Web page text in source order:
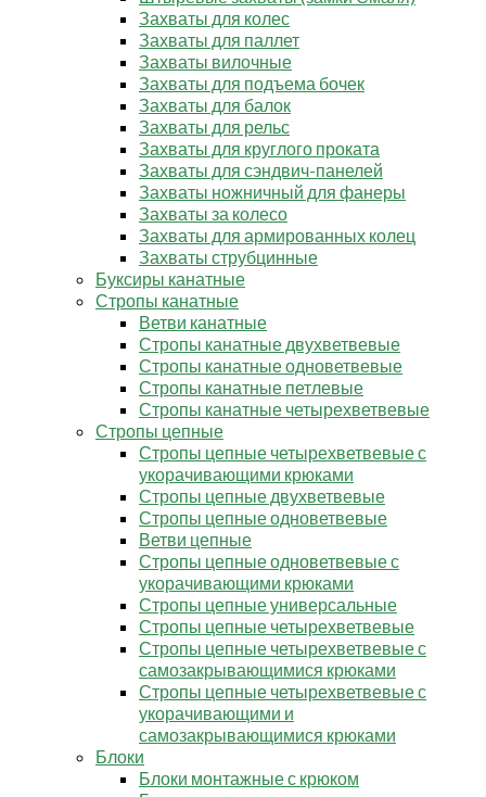
Захваты для колес
Захваты для паллет
Захваты вилочные
Захваты для подъема бочек
Захваты для балок
Захваты для рельс
Захваты для круглого проката
Захваты для сэндвич-панелей
Захваты ножничный для фанеры
Захваты за колесо
Захваты для армированных колец
Захваты струбцинные
Буксиры канатные
Стропы канатные
Ветви канатные
Стропы канатные двухветвевые
Стропы канатные одноветвевые
Стропы канатные петлевые
Стропы канатные четырехветвевые
Стропы цепные
Стропы цепные четырехветвевые с
укорачивающими крюками
Стропы цепные двухветвевые
Стропы цепные одноветвевые
Ветви цепные
Стропы цепные одноветвевые с
укорачивающими крюками
Стропы цепные универсальные
Стропы цепные четырехветвевые
Стропы цепные четырехветвевые с
самозакрывающимися крюками
Стропы цепные четырехветвевые с
укорачивающими и
самозакрывающимися крюками
Блоки
Блоки монтажные с крюком